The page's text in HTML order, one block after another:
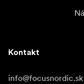
Kontakt
info@focusnordic.sk